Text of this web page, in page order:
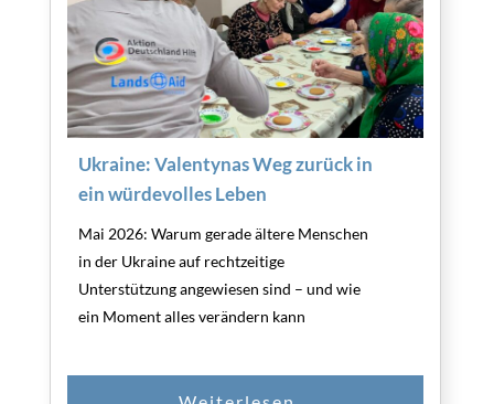
Ukraine: Valentynas Weg zurück in
ein würdevolles Leben
Mai 2026: Warum gerade ältere Menschen
in der Ukraine auf rechtzeitige
Unterstützung angewiesen sind – und wie
ein Moment alles verändern kann